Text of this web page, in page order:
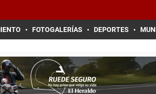
FOTOGALERÍAS DEPORTES